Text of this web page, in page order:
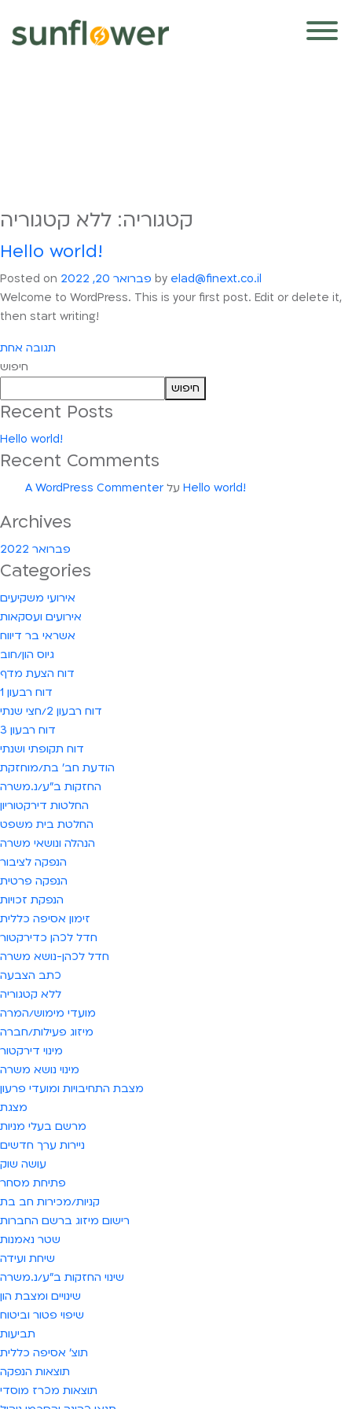
קטגוריה: ללא קטגוריה
Hello world!
Posted on פברואר 20, 2022 by elad@finext.co.il
Welcome to WordPress. This is your first post. Edit or delete it,
then start writing!
תגובה אחת
חיפוש
חיפוש
Recent Posts
Hello world!
Recent Comments
A WordPress Commenter Hello world!
Archives
פברואר 2022
Categories
אירועי משקיעים
אירועים ועסקאות
אשראי בר דיווח
גיוס הון/חוב
דוח הצעת מדף
דוח רבעון 1
דוח רבעון 2/חצי שנתי
דוח רבעון 3
דוח תקופתי ושנתי
הודעת חב' בת/מוחזקת
החזקות ב"ע/נ.משרה
החלטות דירקטוריון
החלטת בית משפט
הנהלה ונושאי משרה
הנפקה לציבור
הנפקה פרטית
הנפקת זכויות
זימון אסיפה כללית
חדל לכהן כדירקטור
חדל לכהן-נושא משרה
כתב הצבעה
ללא קטגוריה
מועדי מימוש/המרה
מיזוג פעילות/חברה
מינוי דירקטור
מינוי נושא משרה
מצבת התחיבויות ומועדי פרעון
מצגת
מרשם בעלי מניות
ניירות ערך חדשים
עושה שוק
פתיחת מסחר
קניות/מכירות חב בת
רישום מיזוג ברשם החברות
שטר נאמנות
שיחת ועידה
שינוי החזקות ב"ע/נ.משרה
שינויים ומצבת הון
שיפוי פטור וביטוח
תביעות
תוצ' אסיפה כללית
תוצאות הנפקה
תוצאות מכרז מוסדי